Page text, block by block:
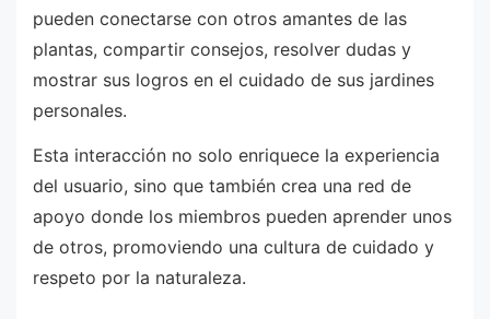
pueden conectarse con otros amantes de las
plantas, compartir consejos, resolver dudas y
mostrar sus logros en el cuidado de sus jardines
personales.
Esta interacción no solo enriquece la experiencia
del usuario, sino que también crea una red de
apoyo donde los miembros pueden aprender unos
de otros, promoviendo una cultura de cuidado y
respeto por la naturaleza.